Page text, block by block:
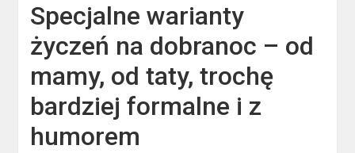
Specjalne warianty
życzeń na dobranoc – od
mamy, od taty, trochę
bardziej formalne i z
humorem